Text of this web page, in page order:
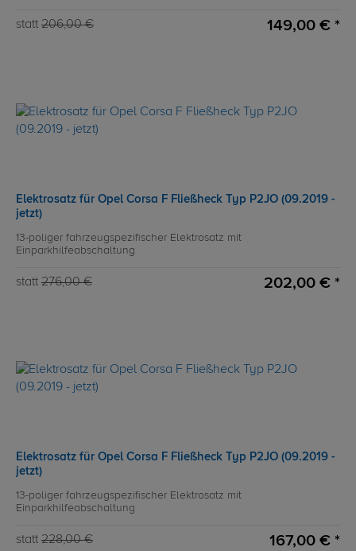
statt 206,00 € 149,00 € *
Elektrosatz für Opel Corsa F Fließheck Typ P2JO (09.2019 -
jetzt)
13-poliger fahrzeugspezifischer Elektrosatz mit
Einparkhilfeabschaltung
statt 276,00 € 202,00 € *
Elektrosatz für Opel Corsa F Fließheck Typ P2JO (09.2019 -
jetzt)
13-poliger fahrzeugspezifischer Elektrosatz mit
Einparkhilfeabschaltung
statt 228,00 € 167,00 € *